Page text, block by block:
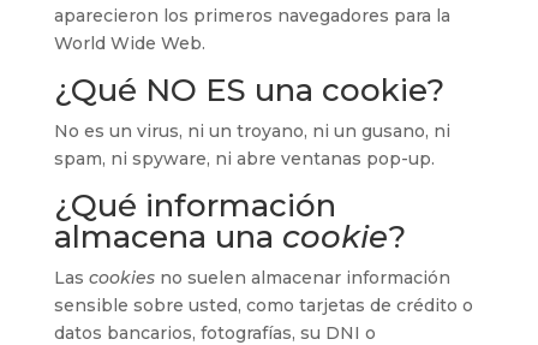
aparecieron los primeros navegadores para la
World Wide Web.
¿Qué NO ES una cookie?
No es un virus, ni un troyano, ni un gusano, ni
spam, ni spyware, ni abre ventanas pop-up.
¿Qué información
almacena una cookie?
Las cookiesno suelen almacenar información
sensible sobre usted, como tarjetas de crédito o
datos bancarios, fotografías, su DNI o